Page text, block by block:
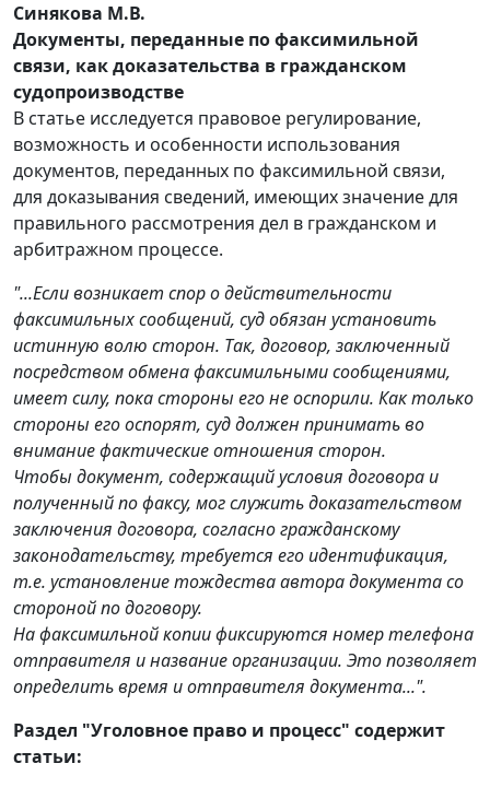
Синякова М.В.
Документы, переданные по факсимильной
связи, как доказательства в гражданском
судопроизводстве
В статье исследуется правовое регулирование,
возможность и особенности использования
документов, переданных по факсимильной связи,
для доказывания сведений, имеющих значение для
правильного рассмотрения дел в гражданском и
арбитражном процессе.
"...Если возникает спор о действительности
факсимильных сообщений, суд обязан установить
истинную волю сторон. Так, договор, заключенный
посредством обмена факсимильными сообщениями,
имеет силу, пока стороны его не оспорили. Как только
стороны его оспорят, суд должен принимать во
внимание фактические отношения сторон.
Чтобы документ, содержащий условия договора и
полученный по факсу, мог служить доказательством
заключения договора, согласно гражданскому
законодательству, требуется его идентификация,
т.е. установление тождества автора документа со
стороной по договору.
На факсимильной копии фиксируются номер телефона
отправителя и название организации. Это позволяет
определить время и отправителя документа...".
Раздел "Уголовное право и процесс" содержит
статьи: